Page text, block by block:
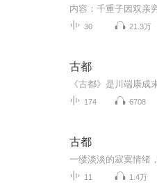
30 21.3万
古都
174 6708
古都
11 1.4万